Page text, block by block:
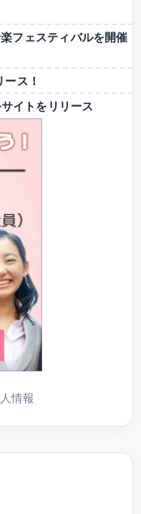
フェスティバルを開催
ス！
イトをリリース
情報